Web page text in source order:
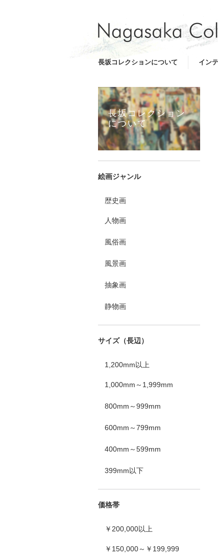
長坂コレクションについて イン
長坂コレクション
について
絵画ジャンル
歴史画
人物画
風俗画
風景画
抽象画
静物画
サイズ（長辺）
1,200mm以上
1,000mm～1,999mm
800mm～999mm
600mm～799mm
400mm～599mm
399mm以下
価格帯
￥200,000以上
￥150,000～￥199,999